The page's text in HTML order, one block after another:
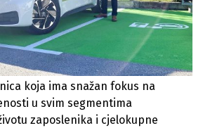
koja ima snažan fokus na
u svim segmentima
zaposlenika i cjelokupne